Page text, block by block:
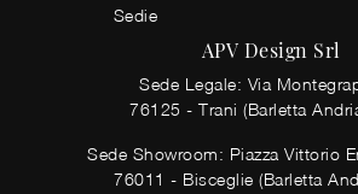
Sedie
APV Design Srl
Sede Legale: Via
76125 - Trani (Barletta
Sede Showroom: Piazza Vittorio
76011 - Bisceglie (Barletta